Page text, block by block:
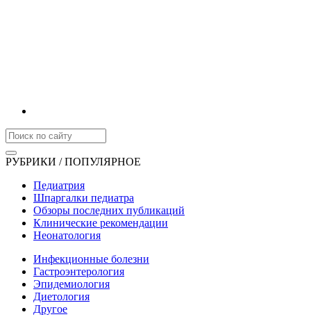
РУБРИКИ / ПОПУЛЯРНОЕ
Педиатрия
Шпаргалки педиатра
Обзоры последних публикаций
Клинические рекомендации
Неонатология
Инфекционные болезни
Гастроэнтерология
Эпидемиология
Диетология
Другое